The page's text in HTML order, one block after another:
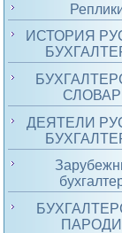
ИСТОРИЯ
ДЕЯТЕЛИ